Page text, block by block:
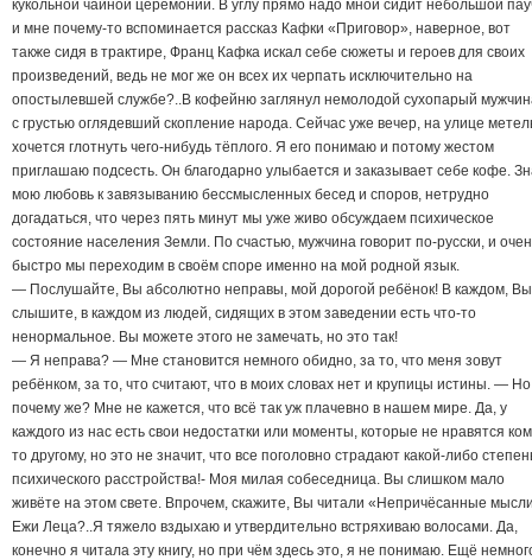
кукольной чайной церемонии. В углу прямо надо мной сидит небольшой
и мне почему-то вспоминается рассказ Кафки «Приговор», наверное, вот
также сидя в трактире, Франц Кафка искал себе сюжеты и героев для своих
произведений, ведь не мог же он всех их черпать исключительно на
опостылевшей службе?..В кофейню заглянул немолодой сухопарый
с грустью оглядевший скопление народа. Сейчас уже вечер, на улице
хочется глотнуть чего-нибудь тёплого. Я его понимаю и потому жестом
приглашаю подсесть. Он благодарно улыбается и заказывает себе кофе.
мою любовь к завязыванию бессмысленных бесед и споров, нетрудно
догадаться, что через пять минут мы уже живо обсуждаем психическое
состояние населения Земли. По счастью, мужчина говорит по-русски, и
быстро мы переходим в своём споре именно на мой родной язык.
— Послушайте, Вы абсолютно неправы, мой дорогой ребёнок! В каждом, Вы
слышите, в каждом из людей, сидящих в этом заведении есть что-то
ненормальное. Вы можете этого не замечать, но это так!
— Я неправа? — Мне становится немного обидно, за то, что меня зовут
ребёнком, за то, что считают, что в моих словах нет и крупицы истины. — Но
почему же? Мне не кажется, что всё так уж плачевно в нашем мире. Да, у
каждого из нас есть свои недостатки или моменты, которые не нравятся
то другому, но это не значит, что все поголовно страдают какой-либо
психического расстройства!- Моя милая собеседница. Вы слишком мало
живёте на этом свете. Впрочем, скажите, Вы читали «Непричёсанные
Ежи Леца?..Я тяжело вздыхаю и утвердительно встряхиваю волосами. Да,
конечно я читала эту книгу, но при чём здесь это, я не понимаю. Ещё